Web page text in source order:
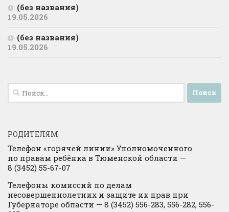
(без названия)
19.05.2026
(без названия)
19.05.2026
Найти:
РОДИТЕЛЯМ
Телефон «горячей линии» Уполномоченного
по правам ребёнка в Тюменской области —
8 (3452) 55-67-07
Телефоны комиссий по делам
несовершеннолетних и защите их прав при
Губернаторе области — 8 (3452) 556-283, 556-282, 556-